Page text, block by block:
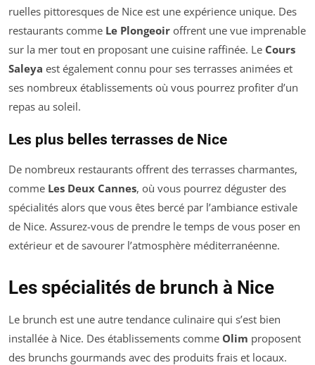
ruelles pittoresques de Nice est une expérience unique. Des
restaurants comme Le Plongeoir offrent une vue imprenable
sur la mer tout en proposant une cuisine raffinée. Le Cours
Saleya est également connu pour ses terrasses animées et
ses nombreux établissements où vous pourrez profiter d’un
repas au soleil.
Les plus belles terrasses de Nice
De nombreux restaurants offrent des terrasses charmantes,
comme Les Deux Cannes, où vous pourrez déguster des
spécialités alors que vous êtes bercé par l’ambiance estivale
de Nice. Assurez-vous de prendre le temps de vous poser en
extérieur et de savourer l’atmosphère méditerranéenne.
Les spécialités de brunch à Nice
Le brunch est une autre tendance culinaire qui s’est bien
installée à Nice. Des établissements comme Olim proposent
des brunchs gourmands avec des produits frais et locaux.